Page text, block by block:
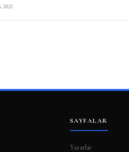
2021
SAYFALAR
Yazarlar